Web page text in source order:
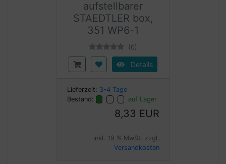
aufstellbarer
STAEDTLER box,
351 WP6-1
(0)
Details
Lieferzeit: 3-4 Tage
Bestand:
auf Lager
8,33 EUR
inkl. 19 % MwSt. zzgl.
Versandkosten